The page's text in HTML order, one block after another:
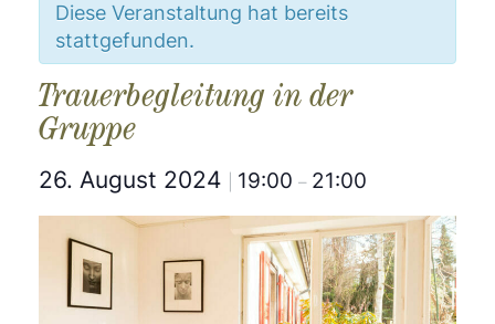
Diese Veranstaltung hat bereits
stattgefunden.
Trauerbegleitung in der
Gruppe
26. August 2024 19:00 – 21:00